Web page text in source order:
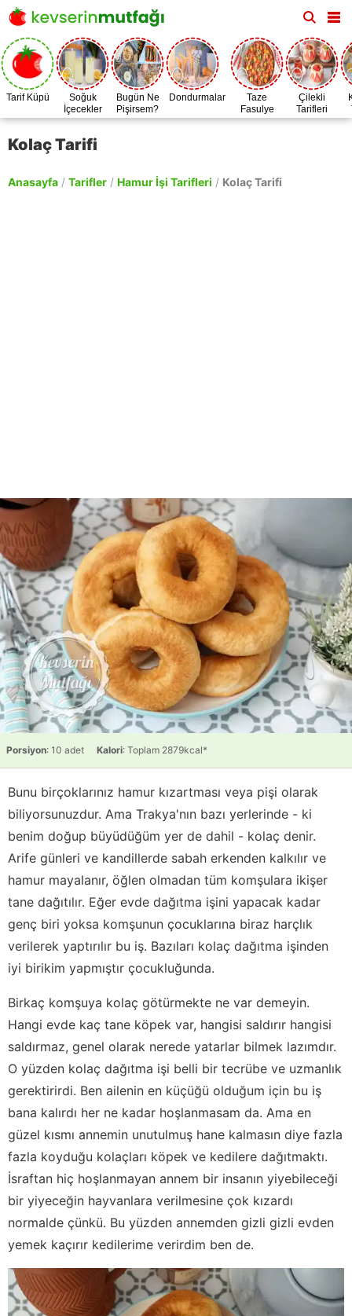
Tarif Küpü
Soğuk
İçecekler
Bugün Ne
Pişirsem?
Dondurmalar
Taze
Fasulye
Zamanı
Çilekli
Tarifleri
Kolaç Tarifi
Anasayfa / Tarifler / Hamur İşi Tarifleri / Kolaç Tarifi
Porsiyon: 10 adet Kalori: Toplam 2879kcal*
Bunu birçoklarınız hamur kızartması veya pişi olarak
biliyorsunuzdur. Ama Trakya'nın bazı yerlerinde - ki
benim doğup büyüdüğüm yer de dahil - kolaç denir.
Arife günleri ve kandillerde sabah erkenden kalkılır ve
hamur mayalanır, öğlen olmadan tüm komşulara ikişer
tane dağıtılır. Eğer evde dağıtma işini yapacak kadar
genç biri yoksa komşunun çocuklarına biraz harçlık
verilerek yaptırılır bu iş. Bazıları kolaç dağıtma işinden
iyi birikim yapmıştır çocukluğunda.
Birkaç komşuya kolaç götürmekte ne var demeyin.
Hangi evde kaç tane köpek var, hangisi saldırır hangisi
saldırmaz, genel olarak nerede yatarlar bilmek lazımdır.
O yüzden kolaç dağıtma işi belli bir tecrübe ve uzmanlık
gerektirirdi. Ben ailenin en küçüğü olduğum için bu iş
bana kalırdı her ne kadar hoşlanmasam da. Ama en
güzel kısmı annemin unutulmuş hane kalmasın diye fazla
fazla koyduğu kolaçları köpek ve kedilere dağıtmaktı.
İsraftan hiç hoşlanmayan annem bir insanın yiyebileceği
bir yiyeceğin hayvanlara verilmesine çok kızardı
normalde çünkü. Bu yüzden annemden gizli gizli evden
yemek kaçırır kedilerime verirdim ben de.